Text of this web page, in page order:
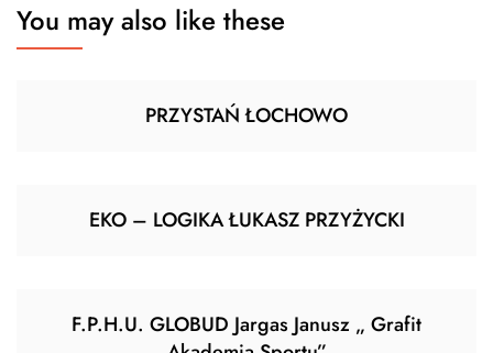
You may also like these
PRZYSTAŃ ŁOCHOWO
EKO – LOGIKA ŁUKASZ PRZYŻYCKI
F.P.H.U. GLOBUD Jargas Janusz „ Grafit